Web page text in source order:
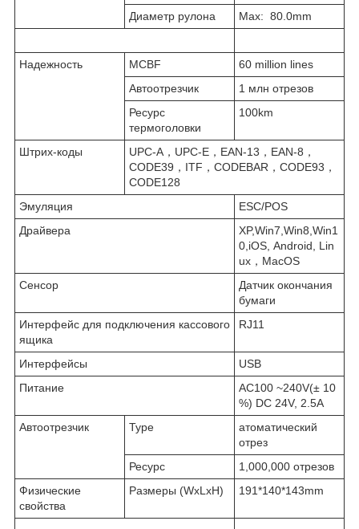
Диаметр рулона
Max: 80.0mm
Надежность MCBF
60 million lines
Автоотрезчик
1 млн отрезов
Ресурс
термоголовки
100km
Штрих-коды
UPC-A，UPC-E，EAN-13，EAN-8，
CODE39，ITF，CODEBAR，CODE93，
CODE128
Эмуляция
ESC/POS
Драйвера
XP,Win7,Win8,Win1
0,iOS, Android, Lin
ux，MacOS
Сенсор
Датчик окончания
бумаги
Интерфейс для подключения кассового
ящика
RJ11
Интерфейсы
USB
Питание
AC100 ~240V(± 10
%) DC 24V, 2.5A
Автоотрезчик
Type
атоматический
отрез
Ресурс
1,000,000 отрезов
Физические
свойства
Размеры (WxLxH) 191*140*143mm